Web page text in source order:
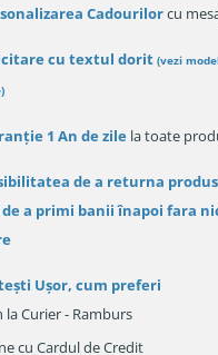
Cadourilorcu
cu textul dorit (vezi
)
1 An de zile la toate
de a returna
de a primi banii înapoi fara
Ușor, cum preferi
la Curier - Ramburs
cu Cardul de Credit